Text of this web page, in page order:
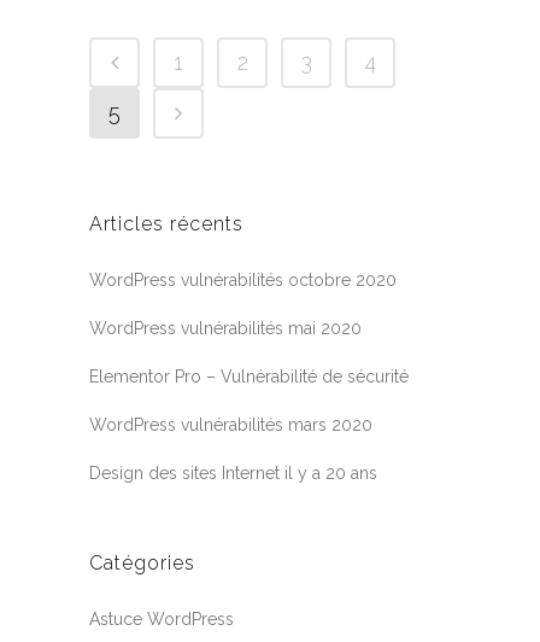
1 2 3
4
5
Articles récents
WordPress vulnérabilités octobre 2020
WordPress vulnérabilités mai 2020
Elementor Pro – Vulnérabilité de sécurité
WordPress vulnérabilités mars 2020
Design des sites Internet il y a 20 ans
Catégories
Astuce WordPress